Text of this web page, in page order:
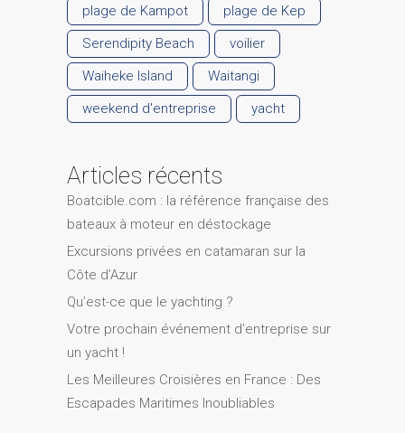
plage de Kampot
plage de Kep
Serendipity Beach
voilier
Waiheke Island
Waitangi
weekend d'entreprise
yacht
Articles récents
Boatcible.com : la référence française des
bateaux à moteur en déstockage
Excursions privées en catamaran sur la
Côte d’Azur
Qu’est-ce que le yachting ?
Votre prochain événement d’entreprise sur
un yacht !
Les Meilleures Croisières en France : Des
Escapades Maritimes Inoubliables